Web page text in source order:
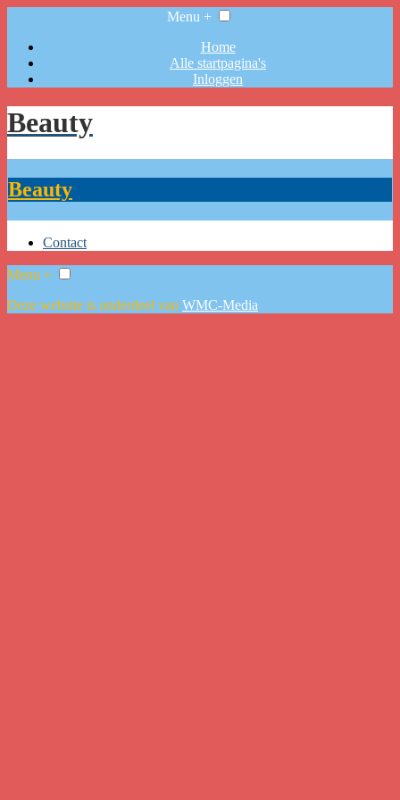
Menu +
Home
Alle startpagina's
Inloggen
Beauty
Beauty
Contact
Menu +
Deze website is onderdeel van WMC-Media